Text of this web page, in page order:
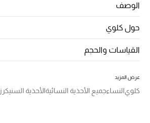
الأطفال
المجوهرات
الوصف
حول كلوي
القياسات والحجم
عرض المزيد
كلويالنساءجميع الأحذية النسائيةالأحذية السنيكرز